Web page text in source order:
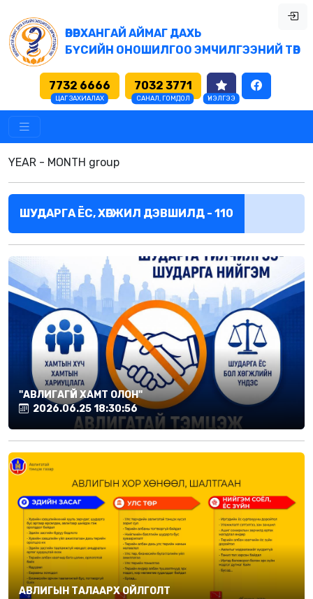
ӨВӨРХАНГАЙ АЙМАГ ДАХЬ
БҮСИЙН ОНОШИЛГОО ЭМЧИЛГЭЭНИЙ ТӨВ
7732 6666
ЦАГ ЗАХИАЛАХ
7032 3771
САНАЛ, ГОМДОЛ ҮНЭЛГЭЭ
YEAR - MONTH group
ШУДАРГА ЁС, ХӨГЖИЛ ДЭВШИЛД - 110
"АВЛИГАГҮЙ ХАМТ ОЛОН"
2026.06.25 18:30:56
АВЛИГЫН ТАЛААРХ ОЙЛГОЛТ